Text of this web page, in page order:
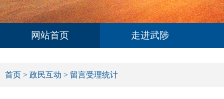
网站首页 走进武陟
首页 > 政民互动 > 留言受理统计